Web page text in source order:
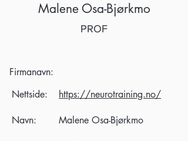
Malene Osa-Bjørkmo
PROF
Firmanavn:
Nettside:
https://neurotraining.no/
Navn: Malene Osa-Bjørkmo